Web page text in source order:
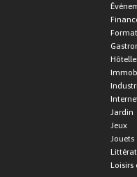
Jardin
Jeux
Jouets
Loisirs